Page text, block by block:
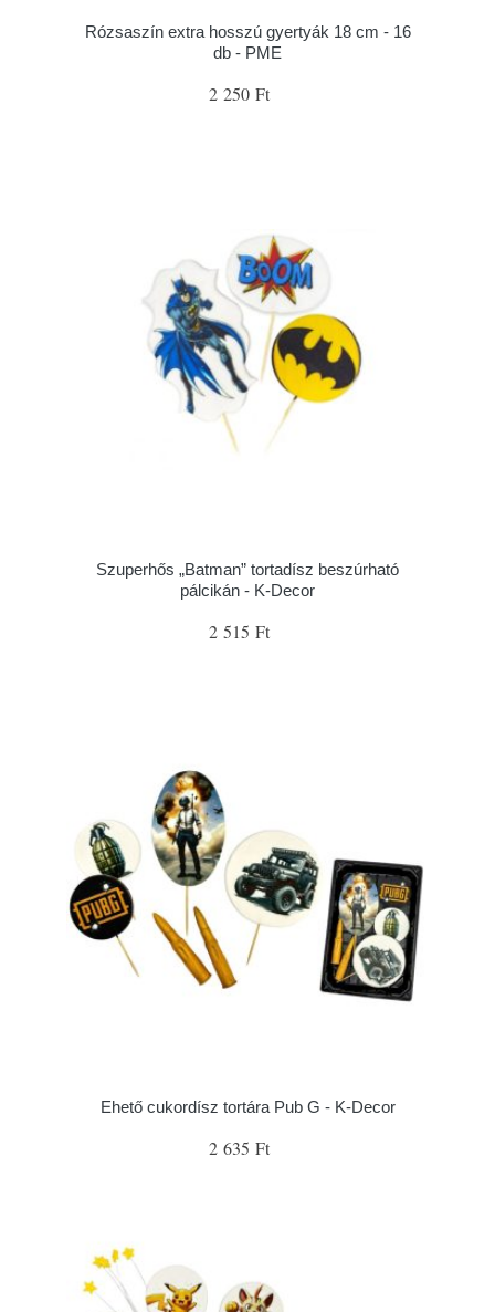
Rózsaszín extra hosszú gyertyák 18 cm - 16
db - PME
2 250 Ft
Szuperhős „Batman” tortadísz beszúrható
pálcikán - K-Decor
2 515 Ft
Ehető cukordísz tortára Pub G - K-Decor
2 635 Ft